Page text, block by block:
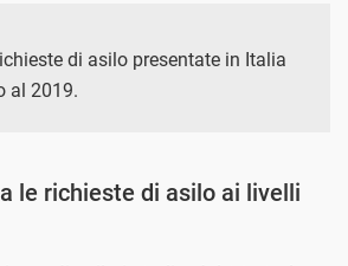
di asilo presentate in Italia
al 2019.
le richieste di asilo ai livelli